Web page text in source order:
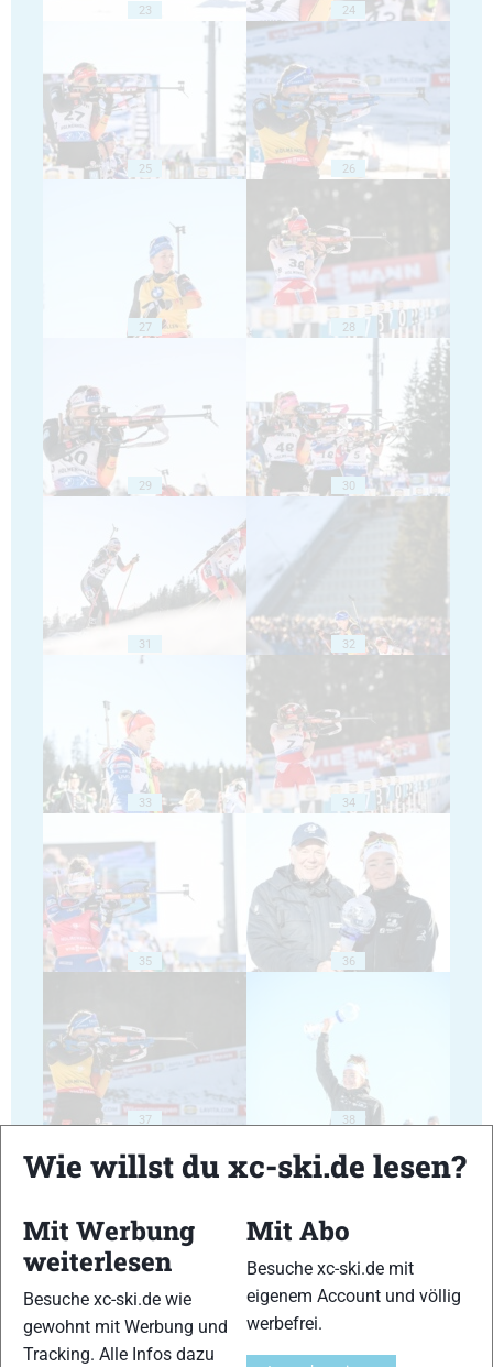
23 24
25 26
27 28
29 30
31 32
33 34
35 36
37 38
40
Wie willst du xc-ski.de lesen?
Mit Werbung
weiterlesen
Besuche xc-ski.de wie
gewohnt mit Werbung und
Tracking. Alle Infos dazu
Mit Abo
Besuche xc-ski.de mit
eigenem Account und völlig
werbefrei.